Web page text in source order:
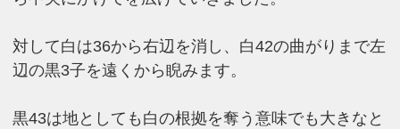
対して白は36から右辺を消し、白42の曲がりまで左
辺の黒3子を遠くから睨みます。
黒43は地としても白の根拠を奪う意味でも大きなと